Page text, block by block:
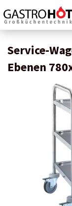
Service-
Ebenen